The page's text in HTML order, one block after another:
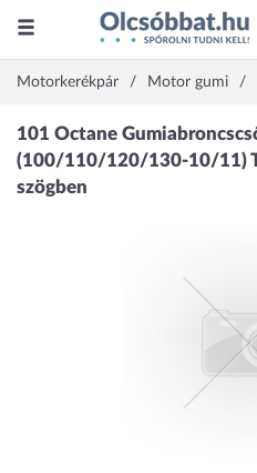
Motorkerékpár Motor gumi